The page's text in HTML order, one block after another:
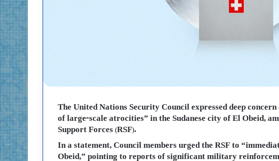
The United Nations Security Council expressed deep
of large-scale atrocities” in the Sudanese city of El Obeid,
Support Forces (RSF).
In a statement, Council members urged the RSF to
Obeid,” pointing to reports of significant military